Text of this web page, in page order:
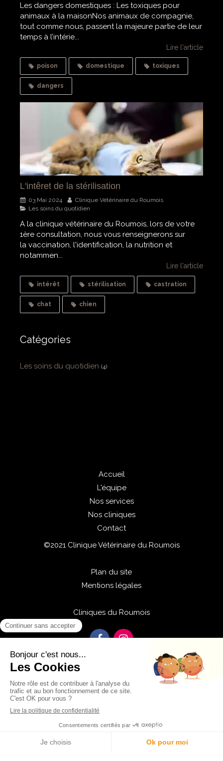
Les dangers domestiques : Les toxiques pour
animaux à la maisonNos animaux de compagnie,
tout comme nous, passent la majeure partie de leur
temps à l’intérie...
Lire l'article
poison domestique toxiques
dangers
L'intêret de la stérilisation
03 Mai 2024
Clinique Vétérinaire du Roumois
Les soins du quotidien
A la clinique vétérinaire du Roumois, lors de votre
1ère consultation, nous vous renseignerons sur
la vaccination, l'identification, la nutrition et
notammen...
Lire l'article
intérêt stérilisation castration
chat chien
Catégories
Les soins du quotidien (4)
Accueil
L'équipe
Nos services
Nos cliniques
Contact
©2021 Clinique Vétérinaire du Roumois
Plan du site
Mentions légales
Cliniques du Roumois
Centre de rééducation physiothérapie
Création et référencement du site par Simplébo